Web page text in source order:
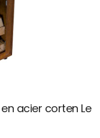
acier corten Le